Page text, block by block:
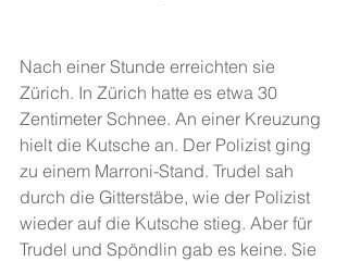
Nach einer Stunde erreichten sie
Zürich. In Zürich hatte es etwa 30
Zentimeter Schnee. An einer Kreuzung
hielt die Kutsche an. Der Polizist ging
zu einem Marroni-Stand. Trudel sah
durch die Gitterstäbe, wie der Polizist
wieder auf die Kutsche stieg. Aber für
Trudel und Spöndlin gab es keine. Sie